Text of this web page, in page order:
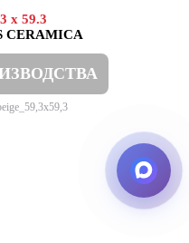
x 59.3
CERAMICA